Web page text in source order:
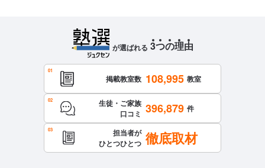
が選ばれる 3つの理由
掲載教室数 108,995 教室
生徒・ご家族
口コミ 396,879 件
担当者が
ひとつひとつ 徹底取材